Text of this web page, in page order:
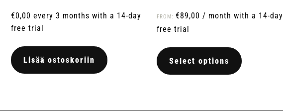
€0,00 every 3 months with a 14-day
free trial
Lisää ostoskoriin
FROM: €89,00 / month with a 14-day
free trial
Select options